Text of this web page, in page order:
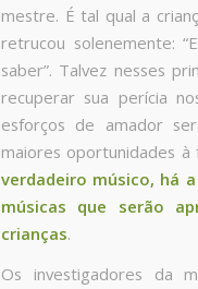
mestre. É tal qual a
retrucou solenemente:
saber”. Talvez nesses
recuperar sua perícia
esforços de amador
maiores oportunidades à
verdadeiro músico, há
músicas que serão
crianças.
Os investigadores da